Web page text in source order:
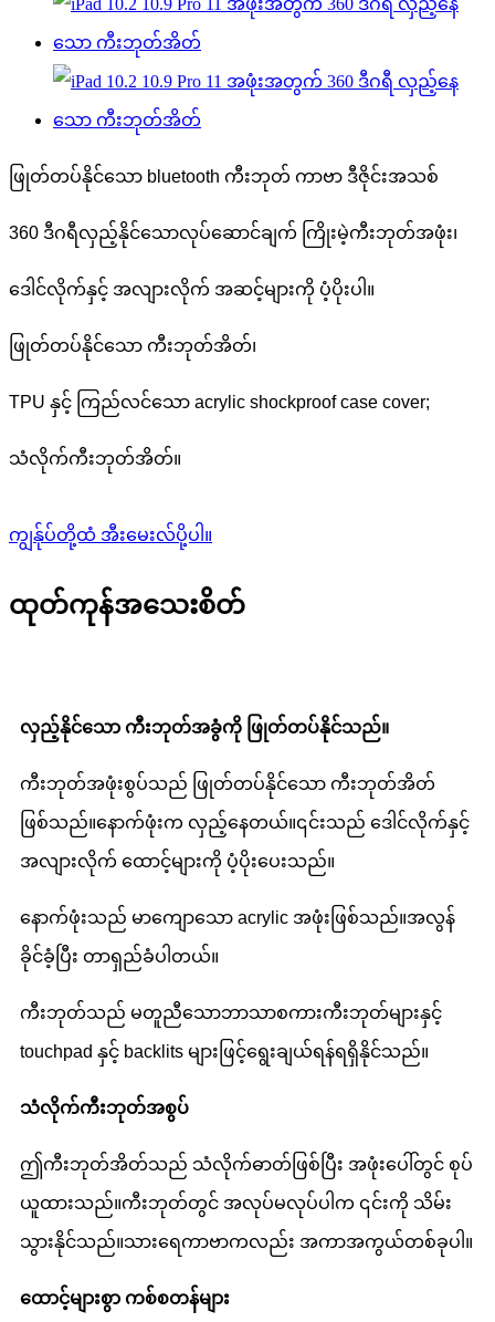
ဖြုတ်တပ်နိုင်သော bluetooth ကီးဘုတ် ကာဗာ ဒီဇိုင်းအသစ်
360 ဒီဂရီလှည့်နိုင်သောလုပ်ဆောင်ချက် ကြိုးမဲ့ကီးဘုတ်အဖုံး၊
ဒေါင်လိုက်နှင့် အလျားလိုက် အဆင့်များကို ပံ့ပိုးပါ။
ဖြုတ်တပ်နိုင်သော ကီးဘုတ်အိတ်၊
TPU နှင့် ကြည်လင်သော acrylic shockproof case cover;
သံလိုက်ကီးဘုတ်အိတ်။
ကျွန်ုပ်တို့ထံ အီးမေးလ်ပို့ပါ။
ထုတ်ကုန်အသေးစိတ်
လှည့်နိုင်သော ကီးဘုတ်အခွံကို ဖြုတ်တပ်နိုင်သည်။
ကီးဘုတ်အဖုံးစွပ်သည် ဖြုတ်တပ်နိုင်သော ကီးဘုတ်အိတ်
ဖြစ်သည်။နောက်ဖုံးက လှည့်နေတယ်။၎င်းသည် ဒေါင်လိုက်နှင့်
အလျားလိုက် ထောင့်များကို ပံ့ပိုးပေးသည်။
နောက်ဖုံးသည် မာကျောသော acrylic အဖုံးဖြစ်သည်။အလွန်
ခိုင်ခံ့ပြီး တာရှည်ခံပါတယ်။
ကီးဘုတ်သည် မတူညီသောဘာသာစကားကီးဘုတ်များနှင့်
touchpad နှင့် backlits များဖြင့်ရွေးချယ်ရန်ရရှိနိုင်သည်။
သံလိုက်ကီးဘုတ်အစွပ်
ဤကီးဘုတ်အိတ်သည် သံလိုက်ဓာတ်ဖြစ်ပြီး အဖုံးပေါ်တွင် စုပ်
ယူထားသည်။ကီးဘုတ်တွင် အလုပ်မလုပ်ပါက ၎င်းကို သိမ်း
သွားနိုင်သည်။သားရေကာဗာကလည်း အကာအကွယ်တစ်ခုပါ။
ထောင့်များစွာ ကစ်စတန်များ